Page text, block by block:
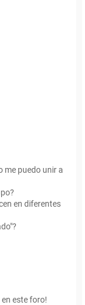
me puedo unir a
en diferentes
en este foro!